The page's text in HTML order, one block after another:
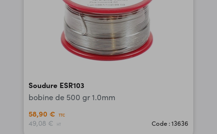
Soudure ESR103
bobine de 500 gr 1.0mm
58,90 €
TTC
49,08 € HT Code : 13636